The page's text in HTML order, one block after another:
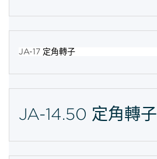
JA-17 定角轉子
JA-14.50 定角轉子